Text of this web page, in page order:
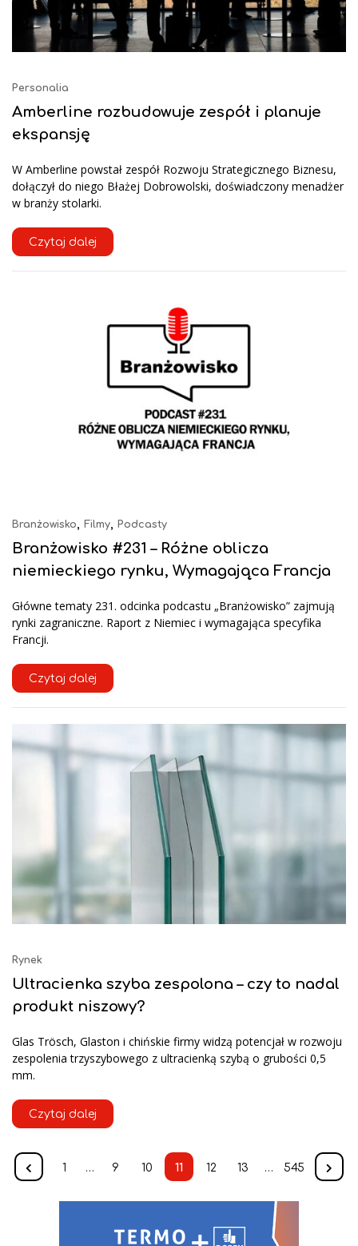
Personalia
Amberline rozbudowuje zespół i planuje
ekspansję
W Amberline powstał zespół Rozwoju Strategicznego Biznesu,
dołączył do niego Błażej Dobrowolski, doświadczony menadżer
w branży stolarki.
Czytaj dalej
Branżowisko, Filmy, Podcasty
Branżowisko #231 – Różne oblicza
niemieckiego rynku, Wymagająca Francja
Główne tematy 231. odcinka podcastu „Branżowisko” zajmują
rynki zagraniczne. Raport z Niemiec i wymagająca specyfika
Francji.
Czytaj dalej
Rynek
Ultracienka szyba zespolona – czy to nadal
produkt niszowy?
Glas Trösch, Glaston i chińskie firmy widzą potencjał w rozwoju
zespolenia trzyszybowego z ultracienką szybą o grubości 0,5
mm.
Czytaj dalej
1 … 9 10 11 12 13 … 545